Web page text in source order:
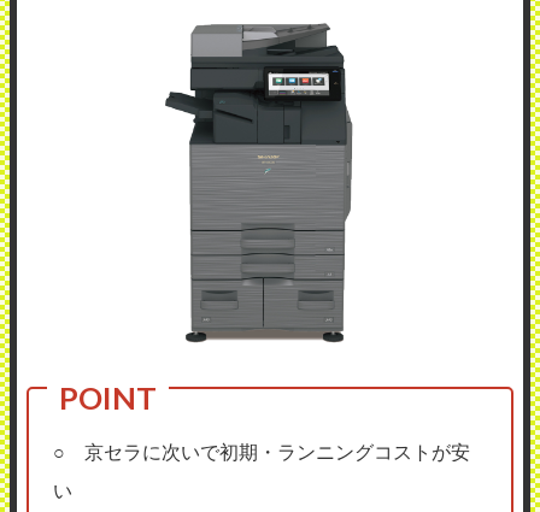
○ 京セラに次いで初期・ランニングコストが安
い